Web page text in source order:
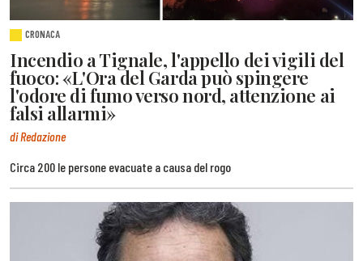
CRONACA
Incendio a Tignale, l'appello dei vigili del
fuoco: «L'Ora del Garda può spingere
l'odore di fumo verso nord, attenzione ai
falsi allarmi»
di Redazione
Circa 200 le persone evacuate a causa del rogo